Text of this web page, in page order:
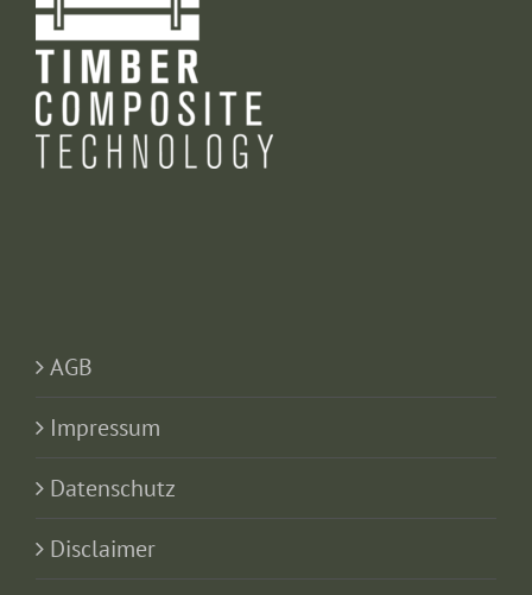
AGB
Impressum
Datenschutz
Disclaimer